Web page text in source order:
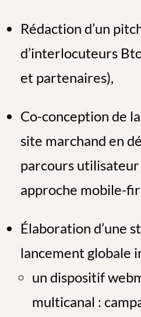
Rédaction d’un
d’interlocuteurs
et partenaires),
Co-conception de
site marchand en
parcours utilisateur
approche mobile-
Élaboration d’une
lancement globale
un dispositif
multicanal :